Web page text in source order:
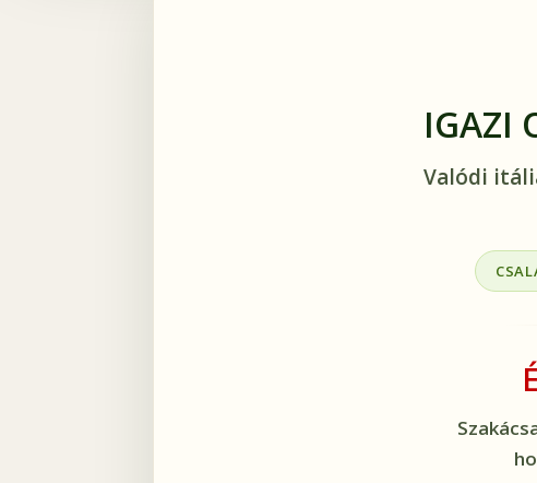
IGAZI
Valódi